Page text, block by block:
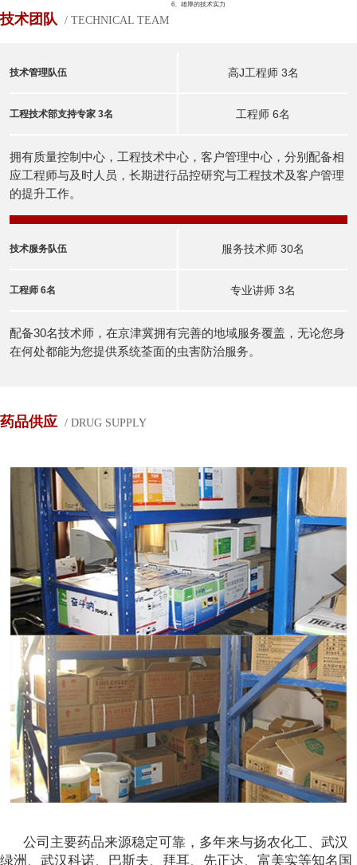
6、雄厚的技术实力
技术团队 / TECHNICAL TEAM
技术管理队伍
工程技术部支持专家 3名
高J工程师 3名
工程师 6名
拥有质量控制中心，工程技术中心，客户管理中心，分别配备相
应工程师与及时人员，长期进行品控研究与工程技术及客户管理
的提升工作。
技术服务队伍
工程师 6名
服务技术师 30名
专业讲师 3名
配备30名技术师，在京津冀拥有完善的地域服务覆盖，无论您身
在何处都能为您提供系统荃面的虫害防治服务。
药品供应 / DRUG SUPPLY
公司主要药品来源稳定可靠，多年来与扬农化工、武汉
绿洲、武汉科诺、巴斯夫、拜耳、先正达、富美实等知名国